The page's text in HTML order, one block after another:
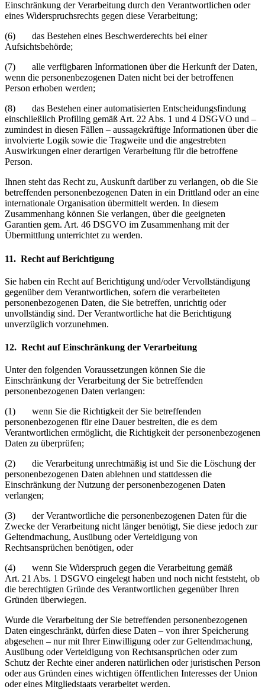
Einschränkung der Verarbeitung durch den Verantwortlichen oder
eines Widerspruchsrechts gegen diese Verarbeitung;
(6) das Bestehen eines Beschwerderechts bei einer
Aufsichtsbehörde;
(7) alle verfügbaren Informationen über die Herkunft der Daten,
wenn die personenbezogenen Daten nicht bei der betroffenen
Person erhoben werden;
(8) das Bestehen einer automatisierten Entscheidungsfindung
einschließlich Profiling gemäß Art. 22 Abs. 1 und 4 DSGVO und –
zumindest in diesen Fällen – aussagekräftige Informationen über die
involvierte Logik sowie die Tragweite und die angestrebten
Auswirkungen einer derartigen Verarbeitung für die betroffene
Person.
Ihnen steht das Recht zu, Auskunft darüber zu verlangen, ob die Sie
betreffenden personenbezogenen Daten in ein Drittland oder an eine
internationale Organisation übermittelt werden. In diesem
Zusammenhang können Sie verlangen, über die geeigneten
Garantien gem. Art. 46 DSGVO im Zusammenhang mit der
Übermittlung unterrichtet zu werden.
11. Recht auf Berichtigung
Sie haben ein Recht auf Berichtigung und/oder Vervollständigung
gegenüber dem Verantwortlichen, sofern die verarbeiteten
personenbezogenen Daten, die Sie betreffen, unrichtig oder
unvollständig sind. Der Verantwortliche hat die Berichtigung
unverzüglich vorzunehmen.
12. Recht auf Einschränkung der Verarbeitung
Unter den folgenden Voraussetzungen können Sie die
Einschränkung der Verarbeitung der Sie betreffenden
personenbezogenen Daten verlangen:
(1) wenn Sie die Richtigkeit der Sie betreffenden
personenbezogenen für eine Dauer bestreiten, die es dem
Verantwortlichen ermöglicht, die Richtigkeit der personenbezogenen
Daten zu überprüfen;
(2) die Verarbeitung unrechtmäßig ist und Sie die Löschung der
personenbezogenen Daten ablehnen und stattdessen die
Einschränkung der Nutzung der personenbezogenen Daten
verlangen;
(3) der Verantwortliche die personenbezogenen Daten für die
Zwecke der Verarbeitung nicht länger benötigt, Sie diese jedoch zur
Geltendmachung, Ausübung oder Verteidigung von
Rechtsansprüchen benötigen, oder
(4) wenn Sie Widerspruch gegen die Verarbeitung gemäß
Art. 21 Abs. 1 DSGVO eingelegt haben und noch nicht feststeht, ob
die berechtigten Gründe des Verantwortlichen gegenüber Ihren
Gründen überwiegen.
Wurde die Verarbeitung der Sie betreffenden personenbezogenen
Daten eingeschränkt, dürfen diese Daten – von ihrer Speicherung
abgesehen – nur mit Ihrer Einwilligung oder zur Geltendmachung,
Ausübung oder Verteidigung von Rechtsansprüchen oder zum
Schutz der Rechte einer anderen natürlichen oder juristischen Person
oder aus Gründen eines wichtigen öffentlichen Interesses der Union
oder eines Mitgliedstaats verarbeitet werden.